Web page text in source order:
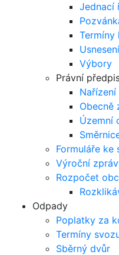
Jednací
Termíny
Výbory
Právní
Nařízení
Obecně
Územní
Formuláře ke
Výroční
Rozpočet
Odpady
Poplatky za
Termíny
Sběrný dvůr